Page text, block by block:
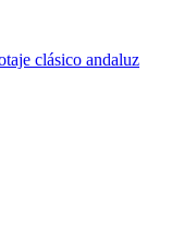
clásico andaluz